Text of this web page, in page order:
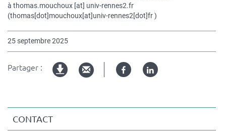
à thomas.mouchoux [at] univ-rennes2.fr
(thomas[dot]mouchoux[at]univ-rennes2[dot]fr)
25 septembre 2025
Partager : FacebookLinked
CONTACT